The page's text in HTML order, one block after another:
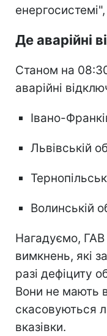
Де аварійні
Станом на
аварійні
Івано-
Львівській
Волинській
Нагадуємо, ГАВ
вимкнень, які
разі дефіциту
Вони не мають
скасовуються
вказівки.